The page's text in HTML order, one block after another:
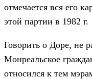
отмечается вся его
этой партии в 1982 г.
Говорить о Доре, не
Монреальское
относился к тем